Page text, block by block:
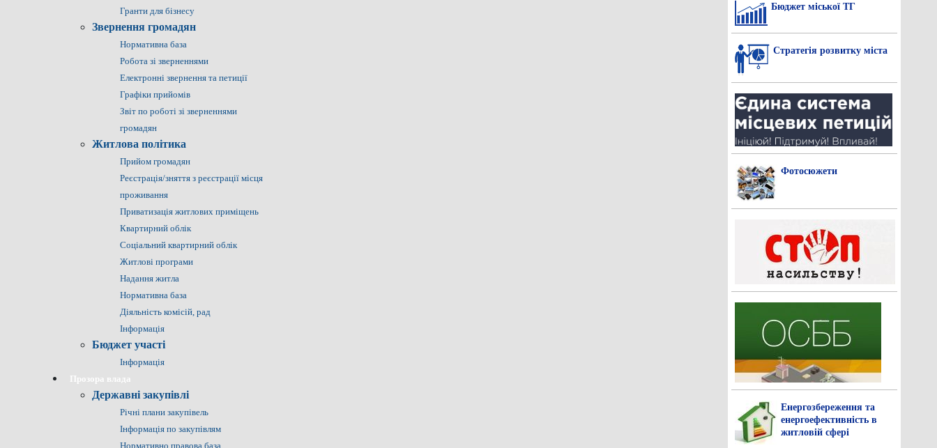
Гранти для бізнесу
Звернення громадян
Нормативна база
Робота зі зверненнями
Електронні звернення та петиції
Графіки прийомів
Звіт по роботі зі зверненнями
громадян
Житлова політика
Прийом громадян
Реєстрація/зняття з реєстрації місця
проживання
Приватизація житлових приміщень
Квартирний облік
Соціальний квартирний облік
Житлові програми
Надання житла
Нормативна база
Діяльність комісій, рад
Інформація
Бюджет участі
Інформація
Прозора влада
Державні закупівлі
Річні плани закупівель
Інформація по закупівлям
Нормативно правова база
Бюджет міської ТГ
Стратегія розвитку міста
Фотосюжети
Енергозбереження та
енергоефективність в
житловій сфері